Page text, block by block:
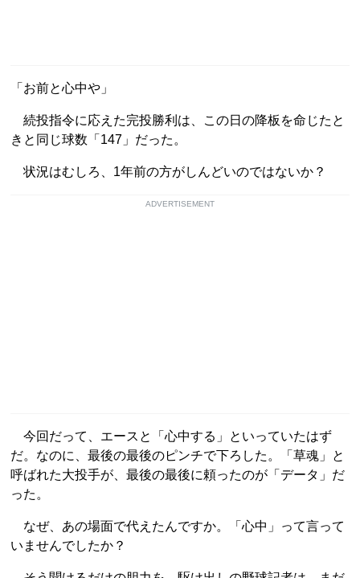
「お前と心中や」
続投指令に応えた完投勝利は、この日の降板を命じたと
きと同じ球数「147」だった。
状況はむしろ、1年前の方がしんどいのではないか？
ADVERTISEMENT
今回だって、エースと「心中する」といっていたはず
だ。なのに、最後の最後のピンチで下ろした。「草魂」と
呼ばれた大投手が、最後の最後に頼ったのが「データ」だ
った。
なぜ、あの場面で代えたんですか。「心中」って言って
いませんでしたか？